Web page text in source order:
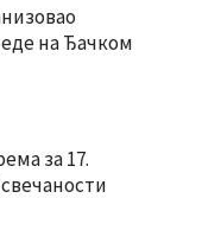
на Ђачком
за 17.